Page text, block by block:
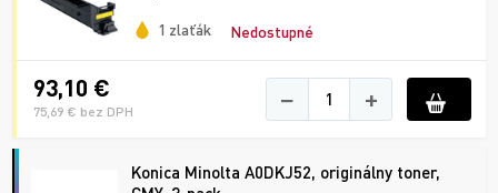
1 zlaťák Nedostupné
93,10 €
75,69 € bez DPH − +
Konica Minolta A0DKJ52, originálny toner,